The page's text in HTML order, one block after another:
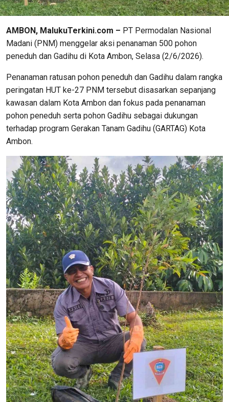
AMBON, MalukuTerkini.com – PT Permodalan Nasional
Madani (PNM) menggelar aksi penanaman 500 pohon
peneduh dan Gadihu di Kota Ambon, Selasa (2/6/2026).
Penanaman ratusan pohon peneduh dan Gadihu dalam rangka
peringatan HUT ke-27 PNM tersebut disasarkan sepanjang
kawasan dalam Kota Ambon dan fokus pada penanaman
pohon peneduh serta pohon Gadihu sebagai dukungan
terhadap program Gerakan Tanam Gadihu (GARTAG) Kota
Ambon.